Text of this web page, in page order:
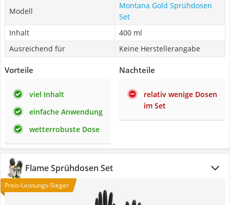
Modell
Montana Gold Sprühdosen
Set
Inhalt
400 ml
Ausreichend für
Keine Herstellerangabe
Vorteile
viel Inhalt
einfache Anwendung
wetterrobuste Dose
Nachteile
relativ wenige Dosen
im Set
Flame Sprühdosen Set
Preis-Leistungs-Sieger